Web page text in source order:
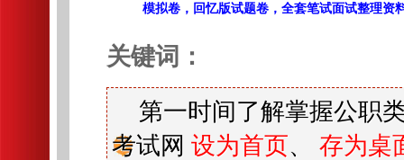
模拟卷，回忆版试题卷，全套笔试面试整理资
关键词：
第一时间了解掌握公职
考试网 设为首页、 存为桌